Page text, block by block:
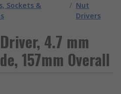
Sockets &
/ Nut
Drivers
4.7 mm
157mm Overall